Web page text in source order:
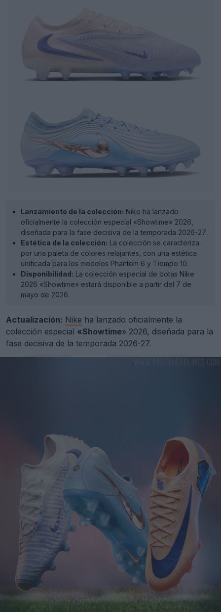
Lanzamiento de la colección: Nike ha lanzado
oficialmente la colección especial «Showtime» 2026,
diseñada para la fase decisiva de la temporada 2026-27.
Estética de la colección: La colección se caracteriza
por una paleta de colores relajantes, con una estética
unificada para los modelos Phantom 6 y Tiempo 10.
Disponibilidad: La colección especial de botas Nike
2026 «Showtime» estará disponible a partir del 7 de
mayo de 2026.
Actualización: Nike ha lanzado oficialmente la
colección especial «Showtime» 2026, diseñada para la
fase decisiva de la temporada 2026-27.